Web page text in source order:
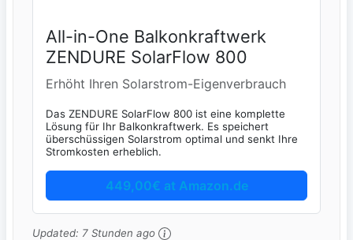
All-in-One Balkonkraftwerk
ZENDURE SolarFlow 800
Erhöht Ihren Solarstrom-Eigenverbrauch
Das ZENDURE SolarFlow 800 ist eine komplette
Lösung für Ihr Balkonkraftwerk. Es speichert
überschüssigen Solarstrom optimal und senkt Ihre
Stromkosten erheblich.
449,00€ at Amazon.de
Updated: 7 Stunden ago